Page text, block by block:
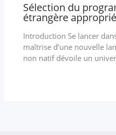
Sélection du
étrangère approprié
Introduction Se lancer
maîtrise d’une nouvelle
non natif dévoile un